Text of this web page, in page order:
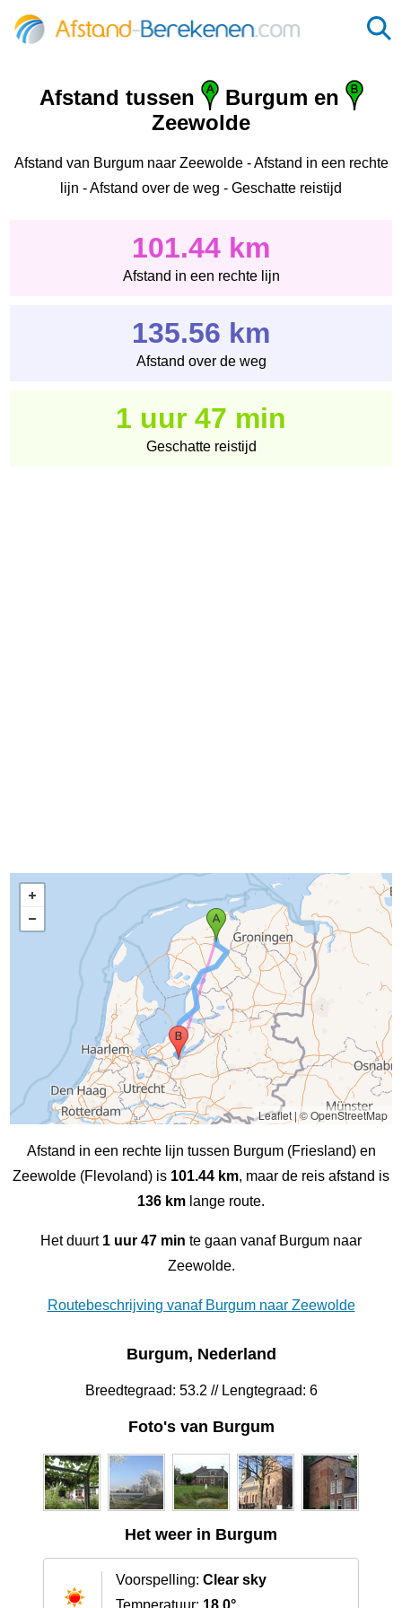
Afstand tussen
Burgum en
Zeewolde
Afstand van Burgum naar Zeewolde - Afstand in een rechte
lijn - Afstand over de weg - Geschatte reistijd
101.44 km
Afstand in een rechte lijn
135.56 km
Afstand over de weg
1 uur 47 min
Geschatte reistijd
Leaflet|© OpenStreetMap
Afstand in een rechte lijn tussen Burgum (Friesland) en
Zeewolde (Flevoland) is 101.44 km, maar de reis afstand is
136 km lange route.
Het duurt 1 uur 47 min te gaan vanaf Burgum naar
Zeewolde.
Routebeschrijving vanaf Burgum naar Zeewolde
Burgum, Nederland
Breedtegraad: 53.2 // Lengtegraad: 6
Foto's van Burgum
Het weer in Burgum
Voorspelling: Clear sky